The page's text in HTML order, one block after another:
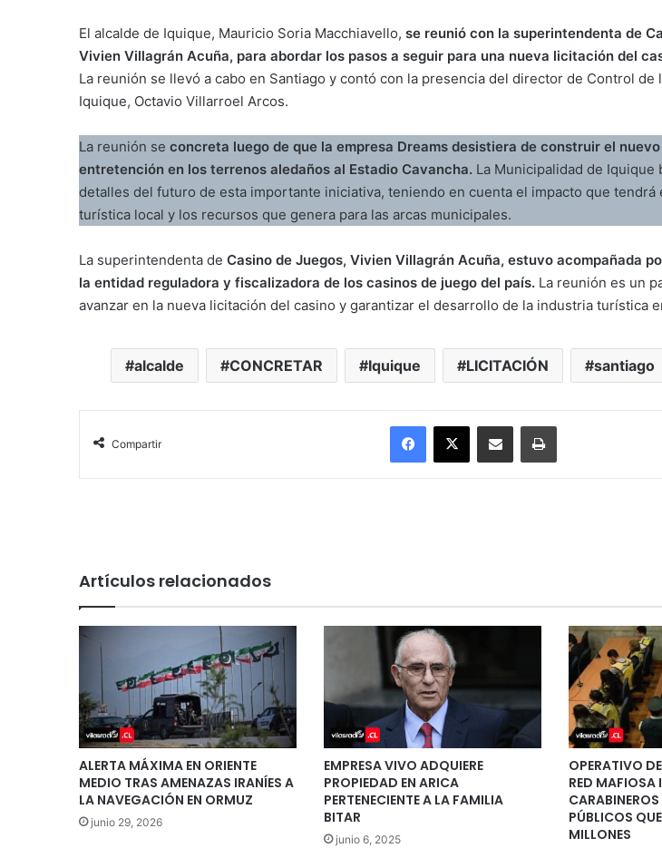
El alcalde de Iquique, Mauricio Soria Macchiavello, se reunió con la superintendenta de
Vivien Villagrán Acuña, para abordar los pasos a seguir para una nueva licitación del
La reunión se llevó a cabo en Santiago y contó con la presencia del director de Control de
Iquique, Octavio Villarroel Arcos.
La reunión se concreta luego de que la empresa Dreams desistiera de construir el
entretención en los terrenos aledaños al Estadio Cavancha. La Municipalidad de Iquique
detalles del futuro de esta importante iniciativa, teniendo en cuenta el impacto que tendrá
turística local y los recursos que genera para las arcas municipales.
La superintendenta de Casino de Juegos, Vivien Villagrán Acuña, estuvo acompañada
la entidad reguladora y fiscalizadora de los casinos de juego del país. La reunión es un
avanzar en la nueva licitación del casino y garantizar el desarrollo de la industria turística
alcalde CONCRETAR Iquique LICITACIÓN santiago
Compartir
Facebook
X Enviar vía email Imprimir
Artículos relacionados
ALERTA MÁXIMA EN ORIENTE
MEDIO TRAS AMENAZAS IRANÍES A
LA NAVEGACIÓN EN ORMUZ
junio 29, 2026
EMPRESA VIVO ADQUIERE
PROPIEDAD EN ARICA
PERTENECIENTE A LA FAMILIA
BITAR
junio 6, 2025
OPERATIVO
RED MAFIOSA
PÚBLICOS
MILLONES